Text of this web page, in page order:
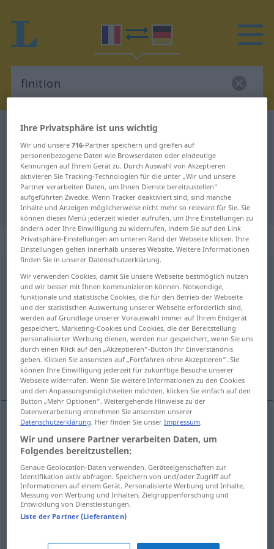
Französisch-Deutsch Wörterbuch
Französisch-Deutsch Übersetzung
für "finition"
"finition" Deutsch Übersetzung
„finition“: féminin
finition [finisjõ]f
Übersicht aller Übersetzungen
(Für mehr Details die Übersetzung anklicken/antippen)
Endbearbeitung, Fertigstellung
Verarbeitung, Ausführung
Endbearbeitungf finitionaction
Fertigstellungf finition
Ihre Privatsphäre ist uns wichtig
Wir und unsere716-Partner speichern und greifen auf
personenbezogene Daten wie Browserdaten oder eindeutige
Kennungen auf Ihrem Gerät zu. Durch Auswahl von Akzeptieren
aktivieren Sie Tracking-Technologien für die unter „Wir und unsere
Partner verarbeiten Daten, um Ihnen Dienste bereitzustellen“
aufgeführten Zwecke. Wenn Tracker deaktiviert sind, sind manche
Inhalte und Anzeigen möglicherweise nicht mehr so relevant für Sie. Sie
können dieses Menü jederzeit wieder aufrufen, um Ihre Einstellungen zu
ändern oder Ihre Einwilligung zu widerrufen, indem Sie auf den Link
Privatsphäre-Einstellungen am unteren Rand der Webseite klicken. Ihre
Einstellungen gelten innerhalb unseres Website. Weitere Informationen
finden Sie in unserer Datenschutzerklärung.
Wir verwenden Cookies, damit Sie unsere Webseite bestmöglich nutzen
und wir besser mit Ihnen kommunizieren können. Notwendige,
funktionale und statistische Cookies, die für den Betrieb der Webseite
und der statistischen Auswertung unserer Webseite erforderlich sind,
werden auf Grundlage unserer Vorauswahl immer auf Ihrem Endgerät
gespeichert. Marketing-Cookies und Cookies, die der Bereitstellung
personalisierter Werbung dienen, werden nur gespeichert, wenn Sie uns
durch einen Klick auf den „Akzeptieren“-Button Ihr Einverständnis
geben. Klicken Sie ansonsten auf „Fortfahren ohne Akzeptieren“. Sie
können Ihre Einwilligung jederzeit für zukünftige Besuche unserer
Webseite widerrufen. Wenn Sie weitere Informationen zu den Cookies
und den Anpassungsmöglichkeiten möchten, klicken Sie einfach auf den
Button „Mehr Optionen“. Weitergehende Hinweise zu der
Datenverarbeitung entnehmen Sie ansonsten unserer
Datenschutzerklärung. Hier finden Sie unserImpressum.
Wir und unsere Partner verarbeiten Daten, um
Folgendes bereitzustellen:
Genaue Geolocation-Daten verwenden. Geräteeigenschaften zur
Identifikation aktiv abfragen. Speichern von und/oder Zugriff auf
Informationen auf einem Gerät. Personalisierte Werbung und Inhalte,
Messung von Werbung und Inhalten, Zielgruppenforschung und
Entwicklung von Dienstleistungen.
Liste der Partner (Lieferanten)